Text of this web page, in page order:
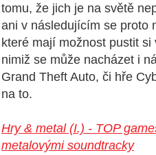
tomu, že jich je na světě
ani v následujícím se proto
které mají možnost pustit
nimiž se může nacházet i
Grand Theft Auto, či hře
na to.
Hry & metal (I.) - TOP
metalovými soundtracky